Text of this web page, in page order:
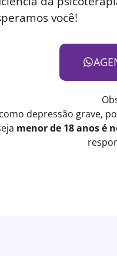
você!
depressão grave,
menor de 18 anos é